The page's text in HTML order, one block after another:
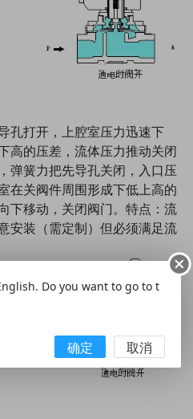
孔打开，上腔室压力迅速下
高的压差，流体压力推动关闭
弹簧力把先导孔关闭，入口压
在关阀件周围形成下低上高的
下移动，关闭阀门。特点：流
安装（需定制）但必须满足流
Do you want to go to t
确定 取消